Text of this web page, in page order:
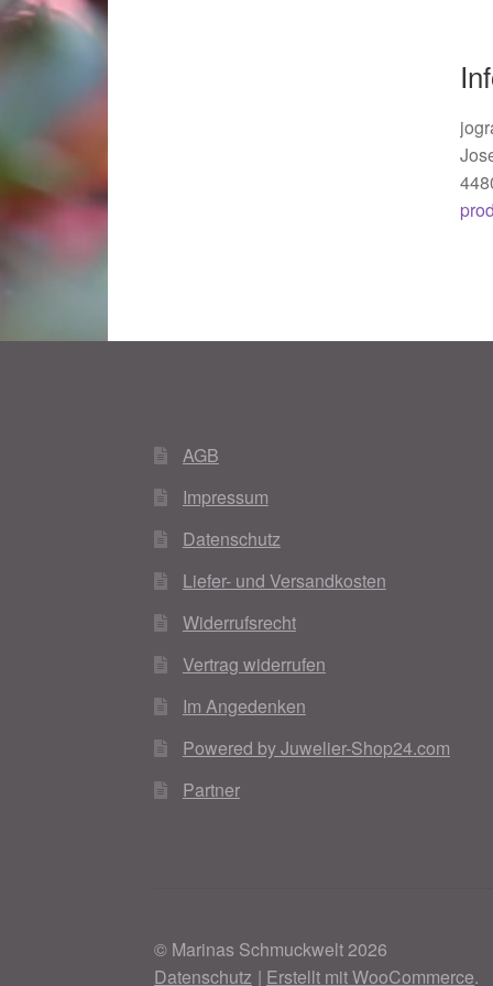
AGB
Impressum
Datenschutz
Liefer- und Versandkosten
Widerrufsrecht
Vertrag widerrufen
Im Angedenken
Powered by Juwelier-Shop24.com
Partner
© Marinas Schmuckwelt 2026
Datenschutz
Erstellt mit WooCommerce.